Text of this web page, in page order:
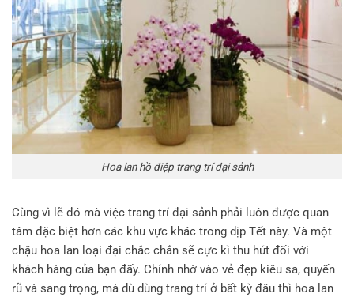
Hoa lan hồ điệp trang trí đại sảnh
Cùng vì lẽ đó mà việc trang trí đại sảnh phải luôn được quan
tâm đặc biệt hơn các khu vực khác trong dịp Tết này. Và một
chậu hoa lan loại đại chắc chắn sẽ cực kì thu hút đối với
khách hàng của bạn đấy. Chính nhờ vào vẻ đẹp kiêu sa, quyến
rũ và sang trọng, mà dù dùng trang trí ở bất kỳ đâu thì hoa lan